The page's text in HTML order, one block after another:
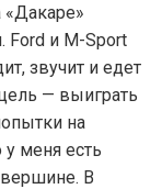
Ford и M-Sport
звучит и едет
— выиграть
на
у меня есть
В